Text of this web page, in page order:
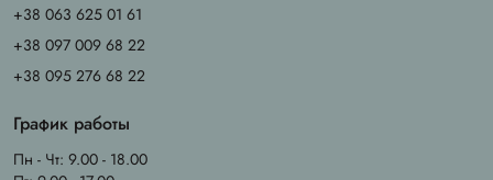
+38 063 625 01 61
+38 097 009 68 22
+38 095 276 68 22
График работы
Пн - Чт: 9.00 - 18.00